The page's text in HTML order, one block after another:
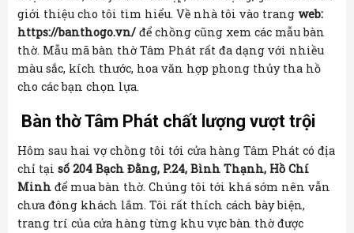
giới thiệu cho tôi tìm hiểu. Về nhà tôi vào trang web:
https://banthogo.vn/ để chồng cũng xem các mẫu bàn
thờ. Mẫu mã bàn thờ Tâm Phát rất đa dạng với nhiều
màu sắc, kích thước, hoa văn hợp phong thủy tha hồ
cho các bạn chọn lựa.
Bàn thờ Tâm Phát chất lượng vượt trội
Hôm sau hai vợ chồng tôi tới cửa hàng Tâm Phát có địa
chỉ tại số 204 Bạch Đằng, P.24, Bình Thạnh, Hồ Chí
Minh để mua bàn thờ. Chúng tôi tới khá sớm nên vẫn
chưa đông khách lắm. Tôi rất thích cách bày biện,
trang trí của cửa hàng từng khu vực bàn thờ được